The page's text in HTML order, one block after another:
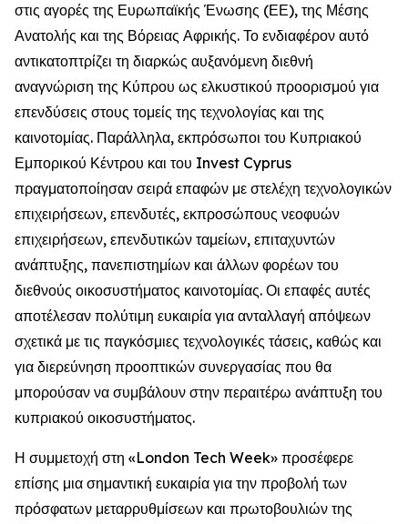
στις αγορές της Ευρωπαϊκής Ένωσης (ΕΕ), της Μέσης
Ανατολής και της Βόρειας Αφρικής. Το ενδιαφέρον αυτό
αντικατοπτρίζει τη διαρκώς αυξανόμενη διεθνή
αναγνώριση της Κύπρου ως ελκυστικού προορισμού για
επενδύσεις στους τομείς της τεχνολογίας και της
καινοτομίας. Παράλληλα, εκπρόσωποι του Κυπριακού
Εμπορικού Κέντρου και του Invest Cyprus
πραγματοποίησαν σειρά επαφών με στελέχη τεχνολογικών
επιχειρήσεων, επενδυτές, εκπροσώπους νεοφυών
επιχειρήσεων, επενδυτικών ταμείων, επιταχυντών
ανάπτυξης, πανεπιστημίων και άλλων φορέων του
διεθνούς οικοσυστήματος καινοτομίας. Οι επαφές αυτές
αποτέλεσαν πολύτιμη ευκαιρία για ανταλλαγή απόψεων
σχετικά με τις παγκόσμιες τεχνολογικές τάσεις, καθώς και
για διερεύνηση προοπτικών συνεργασίας που θα
μπορούσαν να συμβάλουν στην περαιτέρω ανάπτυξη του
κυπριακού οικοσυστήματος.
Η συμμετοχή στη «London Tech Week» προσέφερε
επίσης μια σημαντική ευκαιρία για την προβολή των
πρόσφατων μεταρρυθμίσεων και πρωτοβουλιών της